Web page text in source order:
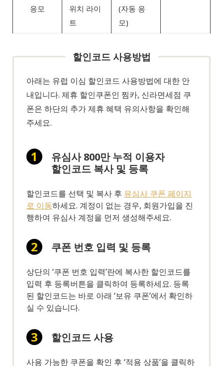
응모
위치 라이
트
(자동 응
모)
할인코드 사용방법
아래는 유럽 이심 할인코드 사용방법에 대한 안
내입니다. 제휴 할인쿠폰인 찜카, 신라면세점 쿠
폰은 하단의 추가 제휴 혜택 유의사항을 확인해
주세요.
유심사 800만 누적 이용자
할인코드 복사 및 등록
할인코드를 선택 및 복사 후 유심사 쿠폰 페이지
로 이동하세요. 계정이 없는 경우, 회원가입을 진
행하여 유심사 계정을 먼저 생성해주세요.
쿠폰 번호 입력 및 등록
상단의 ‘쿠폰 번호 입력’란에 복사한 할인코드를
입력 후 등록버튼을 클릭하여 등록하세요. 등록
된 할인코드는 바로 아래 ‘보유 쿠폰’에서 확인하
실 수 있습니다.
할인코드 사용
사용 가능한 쿠폰을 확인 후 ‘적용 상품’을 클릭하